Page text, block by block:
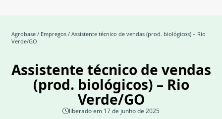
Agrobase / Empregos / Assistente técnico de vendas (prod. biológicos) – Rio
Verde/GO
Assistente técnico de vendas
(prod. biológicos) – Rio
Verde/GO
liberado em 17 de junho de 2025